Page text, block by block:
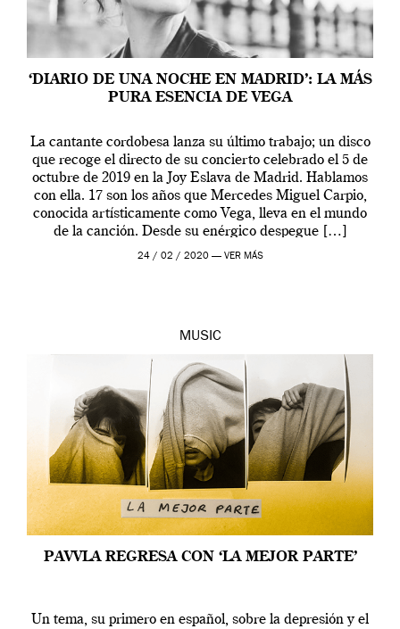
‘DIARIO DE UNA NOCHE EN MADRID’: LA MÁS
PURA ESENCIA DE VEGA
La cantante cordobesa lanza su último trabajo; un disco
que recoge el directo de su concierto celebrado el 5 de
octubre de 2019 en la Joy Eslava de Madrid. Hablamos
con ella. 17 son los años que Mercedes Miguel Carpio,
conocida artísticamente como Vega, lleva en el mundo
de la canción. Desde su enérgico despegue […]
24 / 02 / 2020 — VER MÁS
MUSIC
PAVVLA REGRESA CON ‘LA MEJOR PARTE’
Un tema, su primero en español, sobre la depresión y el